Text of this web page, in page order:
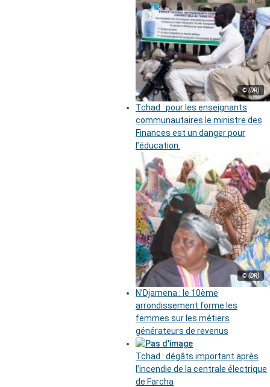
© (DR)
Tchad : pour les enseignants
communautaires le ministre des
Finances est un danger pour
l’éducation.
© (DR)
N’Djamena : le 10ème
arrondissement forme les
femmes sur les métiers
générateurs de revenus
Tchad : dégâts important après
l’incendie de la centrale électrique
de Farcha